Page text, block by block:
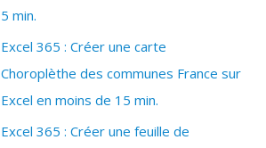
5 min.
Excel 365 : Créer une carte
Choroplèthe des communes France sur
Excel en moins de 15 min.
Excel 365 : Créer une feuille de